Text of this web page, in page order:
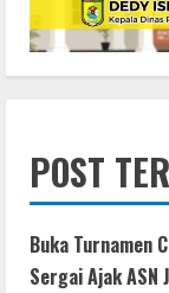
POST
Buka Turnamen
Sergai Ajak